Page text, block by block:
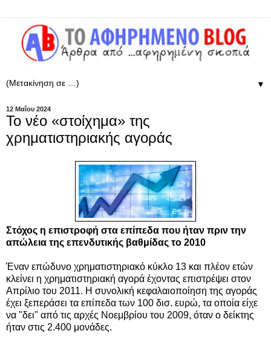
▼
12 Μαΐου 2024
Το νέο «στοίχημα» της
χρηματιστηριακής αγοράς
Στόχος η επιστροφή στα επίπεδα που ήταν πριν την
απώλεια της επενδυτικής βαθμίδας το 2010
Έναν επώδυνο χρηματιστηριακό κύκλο 13 και πλέον ετών
κλείνει η χρηματιστηριακή αγορά έχοντας επιστρέψει στον
Απρίλιο του 2011. Η συνολική κεφαλαιοποίηση της αγοράς
έχει ξεπεράσει τα επίπεδα των 100 δισ. ευρώ, τα οποία είχε
να "δει" από τις αρχές Νοεμβρίου του 2009, όταν ο δείκτης
ήταν στις 2.400 μονάδες.